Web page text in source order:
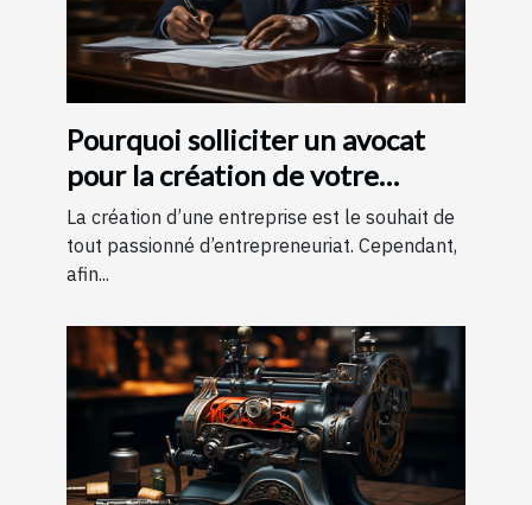
Pourquoi solliciter un avocat
pour la création de votre
entreprise ?
La création d’une entreprise est le souhait de
tout passionné d’entrepreneuriat. Cependant,
afin...